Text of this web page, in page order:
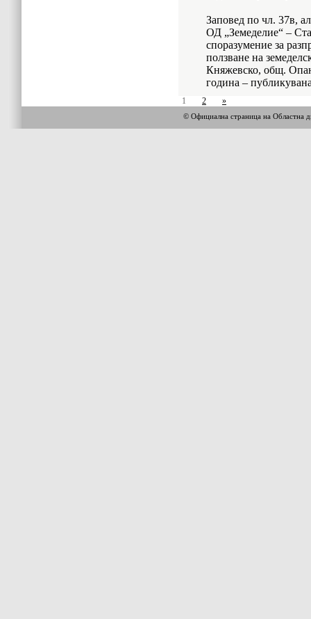
Заповед по чл. 37в,
ОД „Земеделие“ –
споразумение за
ползване на
Княжевско, общ.
година –
1 2 »
© Официална страница на